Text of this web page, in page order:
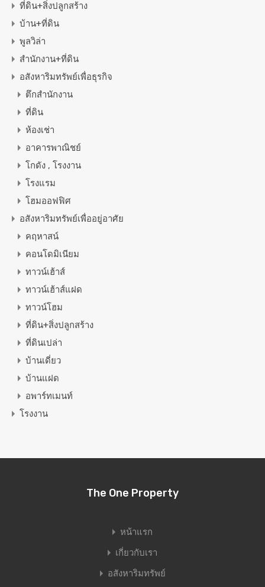
ที่ดิน+สิ่งปลูกสร้าง
บ้าน+ที่ดิน
พูลวิล่า
สำนักงาน+ที่ดิน
อสังหาริมทรัพย์เพื่อธุรกิจ
ตึกสำนักงาน
ที่ดิน
ห้องเช่า
อาคารพาณิชย์
โกดัง , โรงงาน
โรงแรม
โฮมออฟฟิศ
อสังหาริมทรัพย์เพื่ออยู่อาศัย
คฤหาสน์
คอนโดมิเนียม
ทาวน์เฮ้าส์
ทาวน์เฮ้าส์แฝด
ทาวน์โฮม
ที่ดิน+สิ่งปลูกสร้าง
ที่ดินเปล่า
บ้านเดี่ยว
บ้านแฝด
อพาร์ทเมนท์
โรงงาน
The One Property
หน้าแรก
เกี่ยวกับเรา
อสังหาริมทรัพย์